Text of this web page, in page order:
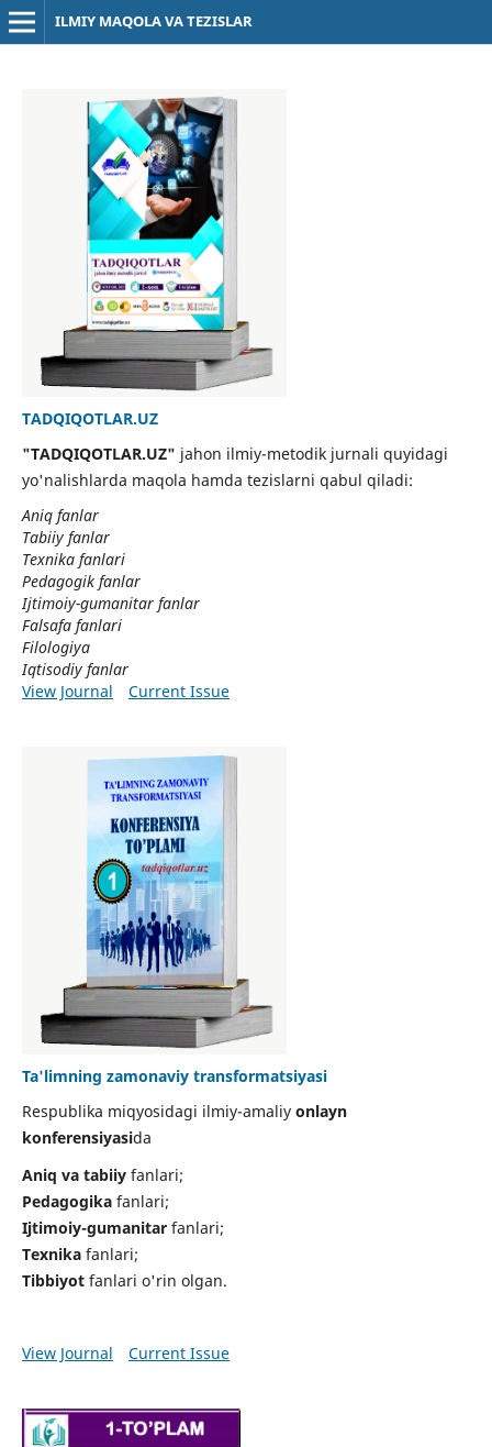
ILMIY MAQOLA VA TEZISLAR
TADQIQOTLAR.UZ
"TADQIQOTLAR.UZ" jahon ilmiy-metodik jurnali quyidagi
yo'nalishlarda maqola hamda tezislarni qabul qiladi:
Aniq fanlar
Tabiiy fanlar
Texnika fanlari
Pedagogik fanlar
Ijtimoiy-gumanitar fanlar
Falsafa fanlari
Filologiya
Iqtisodiy fanlar
View Journal
Current Issue
Ta'limning zamonaviy transformatsiyasi
Respublika miqyosidagi ilmiy-amaliy onlayn
konferensiyasida
Aniq va tabiiyfanlari;
Pedagogikafanlari;
Ijtimoiy-gumanitarfanlari;
Texnikafanlari;
Tibbiyotfanlari o'rin olgan.
View Journal Current Issue